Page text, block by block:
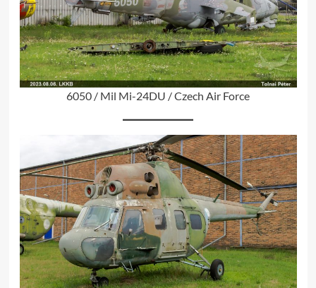
6050 / Mil Mi-24DU / Czech Air Force